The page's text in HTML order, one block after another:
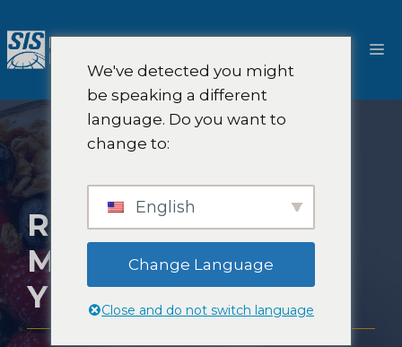
al
contenuto
RICERCHE DI
MERCATO SULLO
YOGURT GELATO
We've detected you might
be speaking a different
language. Do you want to
change to:
English
Change Language
Close and do not switch language